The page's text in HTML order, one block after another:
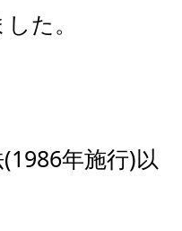
た。
年施行)以